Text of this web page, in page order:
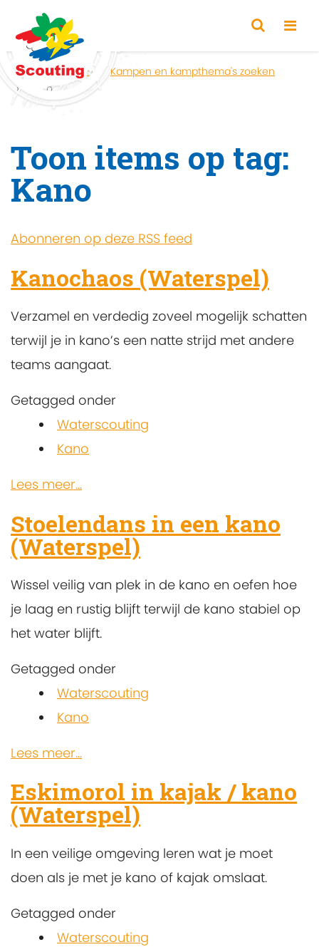
Home Zoeken
Kampen en kampthema's zoeken
Kano
Toon items op tag:
Kano
Abonneren op deze RSS feed
Kanochaos (Waterspel)
Verzamel en verdedig zoveel mogelijk schatten
terwijl je in kano’s een natte strijd met andere
teams aangaat.
Getagged onder
Waterscouting
Kano
Lees meer...
Stoelendans in een kano
(Waterspel)
Wissel veilig van plek in de kano en oefen hoe
je laag en rustig blijft terwijl de kano stabiel op
het water blijft.
Getagged onder
Waterscouting
Kano
Lees meer...
Eskimorol in kajak / kano
(Waterspel)
In een veilige omgeving leren wat je moet
doen als je met je kano of kajak omslaat.
Getagged onder
Waterscouting